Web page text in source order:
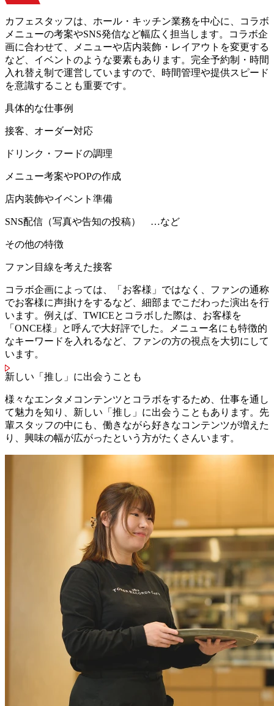
カフェスタッフは、ホール・キッチン業務を中心に、コラボ
メニューの考案やSNS発信など幅広く担当します。コラボ企
画に合わせて、メニューや店内装飾・レイアウトを変更する
など、イベントのような要素もあります。完全予約制・時間
入れ替え制で運営していますので、時間管理や提供スピード
を意識することも重要です。
具体的な仕事例
接客、オーダー対応
ドリンク・フードの調理
メニュー考案やPOPの作成
店内装飾やイベント準備
SNS配信（写真や告知の投稿） …など
その他の特徴
ファン目線を考えた接客
コラボ企画によっては、「お客様」ではなく、ファンの通称
でお客様に声掛けをするなど、細部までこだわった演出を行
います。例えば、TWICEとコラボした際は、お客様を
「ONCE様」と呼んで大好評でした。メニュー名にも特徴的
なキーワードを入れるなど、ファンの方の視点を大切にして
います。
新しい「推し」に出会うことも
様々なエンタメコンテンツとコラボをするため、仕事を通し
て魅力を知り、新しい「推し」に出会うこともあります。先
輩スタッフの中にも、働きながら好きなコンテンツが増えた
り、興味の幅が広がったという方がたくさんいます。